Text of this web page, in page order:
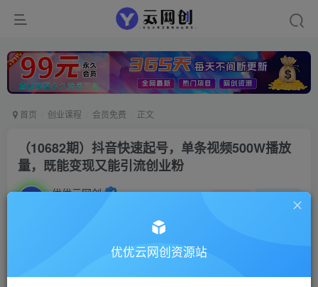
首页 创业课程 会员免费 正文
（10682期）抖音快速起号，单条视频500W播放
量，既能变现又能引流创业粉
优优云网创 私信
优优云网创资源站